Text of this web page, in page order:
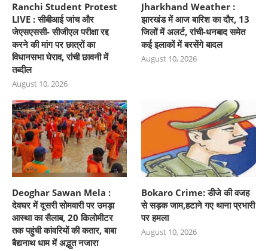
Ranchi Student Protest
LIVE : सीबीआई जांच और
जेएसएससी- सीजीएल परीक्षा रद्द
करने की मांग पर छात्रों का
विधानसभा घेराव, रांची छावनी में
तब्दील
August 10, 2026
Jharkhand Weather :
झारखंड में आज बारिश का दौर, 13
जिलों में अलर्ट, रांची-धनबाद समेत
कई इलाकों में बरसेंगे बादल
August 10, 2026
Deoghar Sawan Mela :
देवघर में दूसरी सोमवारी पर उमड़ा
आस्था का सैलाब, 20 किलोमीटर
तक पहुंची कांवरियों की कतार, बाबा
बैद्यनाथ धाम में अद्भुत नजारा
Bokaro Crime: डीजे की वजह
से सड़क जाम,हटाने गए थाना प्रभारी
पर हमला
August 10, 2026